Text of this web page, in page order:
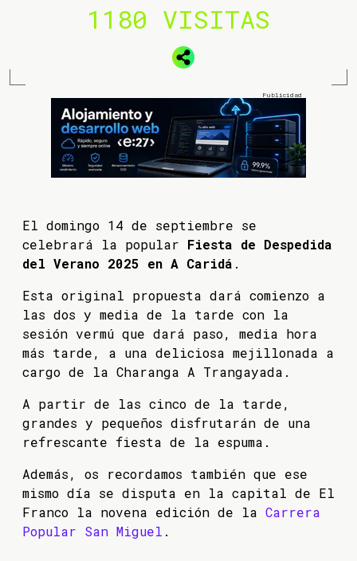
1180 VISITAS
El domingo 14 de septiembre se
celebrará la popular Fiesta de Despedida
del Verano 2025 en A Caridá .
Esta original propuesta dará comienzo a
las dos y media de la tarde con la
sesión vermú que dará paso, media hora
más tarde, a una deliciosa mejillonada a
cargo de la Charanga A Trangayada.
A partir de las cinco de la tarde,
grandes y pequeños disfrutarán de una
refrescante fiesta de la espuma.
Además, os recordamos también que ese
mismo día se disputa en la capital de El
Franco la novena edición de la Carrera
Popular San Miguel .